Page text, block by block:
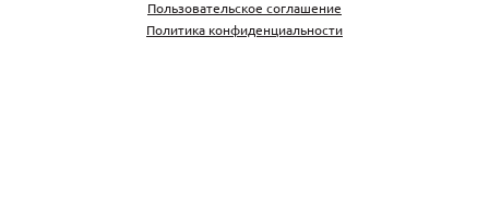
Пользовательское соглашение
Политика конфиденциальности